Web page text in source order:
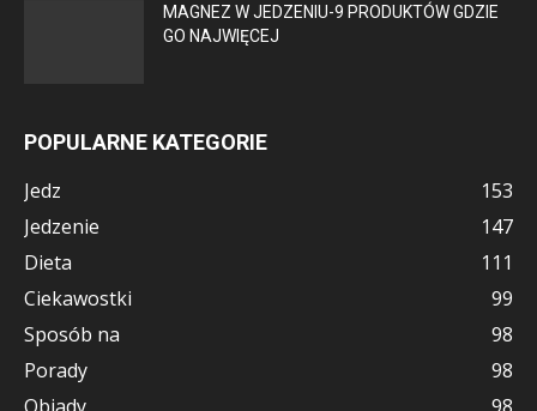
MAGNEZ W JEDZENIU-9 PRODUKTÓW GDZIE
GO NAJWIĘCEJ
POPULARNE KATEGORIE
Jedz
153
Jedzenie
147
Dieta
111
Ciekawostki
99
Sposób na
98
Porady
98